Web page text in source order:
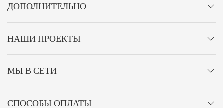
ДОПОЛНИТЕЛЬНО
НАШИ ПРОЕКТЫ
МЫ В СЕТИ
СПОСОБЫ ОПЛАТЫ